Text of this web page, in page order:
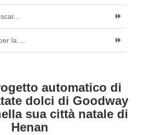
la ...
automatico di
dolci di Goodway
sua città natale di
Henan